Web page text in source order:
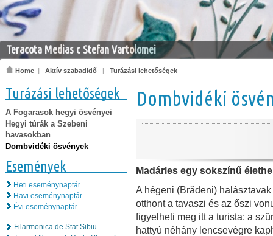
Teracota Medias c Stefan Vartolomei
Home | Aktív szabadidő | Turázási lehetőségek
Turázási lehetőségek
A Fogarasok hegyi ösvényei
Hegyi túrák a Szebeni
havasokban
Dombvidéki ösvények
Események
Heti eseménynaptár
Havi eseménynaptár
Évi eseménynaptár
Filarmonica de Stat Sibiu
Dombvidéki
Madárles egy sokszínű
A hégeni (Brădeni)
otthont a tavaszi és az őszi
figyelheti meg itt a turista: a
hattyú néhány lencsevégre